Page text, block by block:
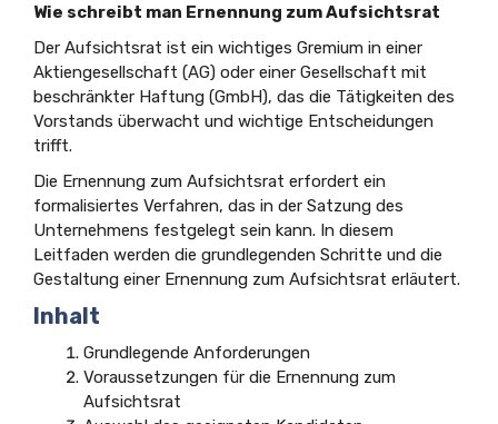
Wie schreibt man Ernennung zum Aufsichtsrat
Der Aufsichtsrat ist ein wichtiges Gremium in einer
Aktiengesellschaft (AG) oder einer Gesellschaft mit
beschränkter Haftung (GmbH), das die Tätigkeiten des
Vorstands überwacht und wichtige Entscheidungen
trifft.
Die Ernennung zum Aufsichtsrat erfordert ein
formalisiertes Verfahren, das in der Satzung des
Unternehmens festgelegt sein kann. In diesem
Leitfaden werden die grundlegenden Schritte und die
Gestaltung einer Ernennung zum Aufsichtsrat erläutert.
Inhalt
Grundlegende Anforderungen
Voraussetzungen für die Ernennung zum
Aufsichtsrat